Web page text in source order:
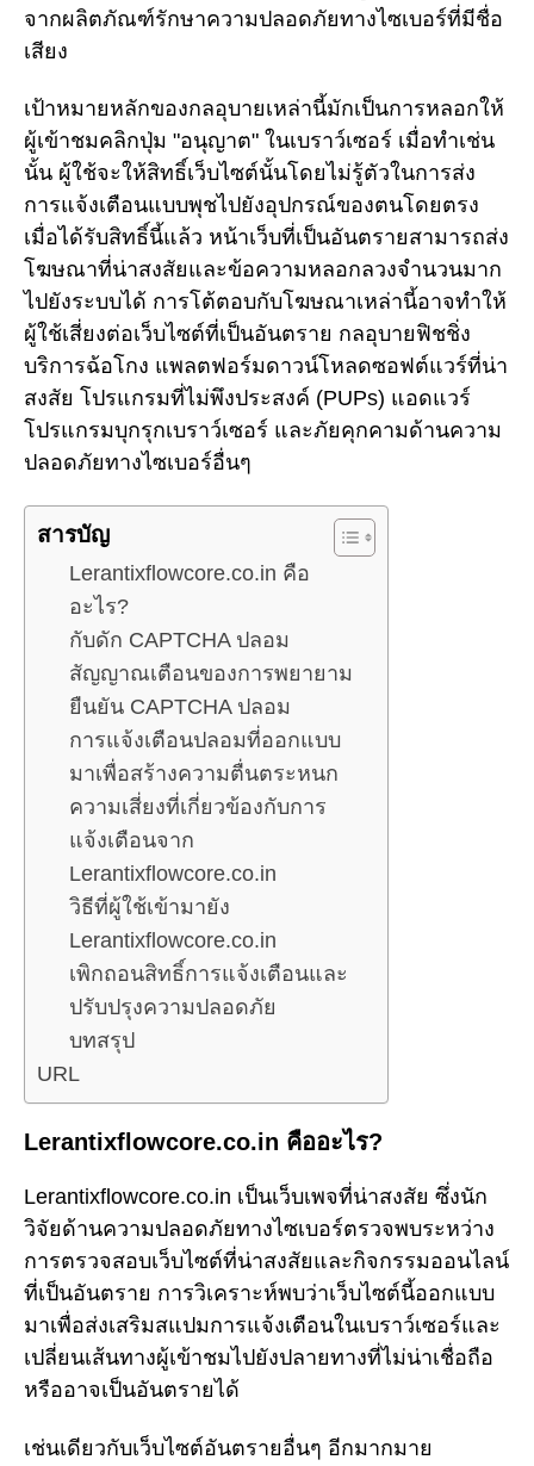
จากผลิตภัณฑ์รักษาความปลอดภัยทางไซเบอร์ที่มีชื่อ
เสียง
เป้าหมายหลักของกลอุบายเหล่านี้มักเป็นการหลอกให้
ผู้เข้าชมคลิกปุ่ม "อนุญาต" ในเบราว์เซอร์ เมื่อทำเช่น
นั้น ผู้ใช้จะให้สิทธิ์เว็บไซต์นั้นโดยไม่รู้ตัวในการส่ง
การแจ้งเตือนแบบพุชไปยังอุปกรณ์ของตนโดยตรง
เมื่อได้รับสิทธิ์นี้แล้ว หน้าเว็บที่เป็นอันตรายสามารถส่ง
โฆษณาที่น่าสงสัยและข้อความหลอกลวงจำนวนมาก
ไปยังระบบได้ การโต้ตอบกับโฆษณาเหล่านี้อาจทำให้
ผู้ใช้เสี่ยงต่อเว็บไซต์ที่เป็นอันตราย กลอุบายฟิชชิ่ง
บริการฉ้อโกง แพลตฟอร์มดาวน์โหลดซอฟต์แวร์ที่น่า
สงสัย โปรแกรมที่ไม่พึงประสงค์ (PUPs) แอดแวร์
โปรแกรมบุกรุกเบราว์เซอร์ และภัยคุกคามด้านความ
ปลอดภัยทางไซเบอร์อื่นๆ
สารบัญ
Lerantixflowcore.co.in คือ
อะไร?
กับดัก CAPTCHA ปลอม
สัญญาณเตือนของการพยายาม
ยืนยัน CAPTCHA ปลอม
การแจ้งเตือนปลอมที่ออกแบบ
มาเพื่อสร้างความตื่นตระหนก
ความเสี่ยงที่เกี่ยวข้องกับการ
แจ้งเตือนจาก
Lerantixflowcore.co.in
วิธีที่ผู้ใช้เข้ามายัง
Lerantixflowcore.co.in
เพิกถอนสิทธิ์การแจ้งเตือนและ
ปรับปรุงความปลอดภัย
บทสรุป
URL
Lerantixflowcore.co.in คืออะไร?
Lerantixflowcore.co.in เป็นเว็บเพจที่น่าสงสัย ซึ่งนัก
วิจัยด้านความปลอดภัยทางไซเบอร์ตรวจพบระหว่าง
การตรวจสอบเว็บไซต์ที่น่าสงสัยและกิจกรรมออนไลน์
ที่เป็นอันตราย การวิเคราะห์พบว่าเว็บไซต์นี้ออกแบบ
มาเพื่อส่งเสริมสแปมการแจ้งเตือนในเบราว์เซอร์และ
เปลี่ยนเส้นทางผู้เข้าชมไปยังปลายทางที่ไม่น่าเชื่อถือ
หรืออาจเป็นอันตรายได้
เช่นเดียวกับเว็บไซต์อันตรายอื่นๆ อีกมากมาย